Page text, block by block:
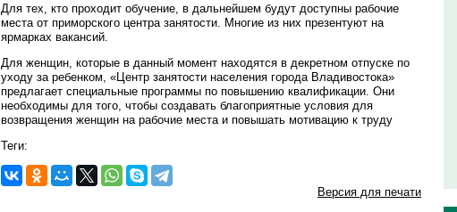
Для тех, кто проходит обучение, в дальнейшем будут доступны рабочие
места от приморского центра занятости. Многие из них презентуют на
ярмарках вакансий.
Для женщин, которые в данный момент находятся в декретном отпуске по
уходу за ребенком, «Центр занятости населения города Владивостока»
предлагает специальные программы по повышению квалификации. Они
необходимы для того, чтобы создавать благоприятные условия для
возвращения женщин на рабочие места и повышать мотивацию к труду
Теги:
Версия для печати